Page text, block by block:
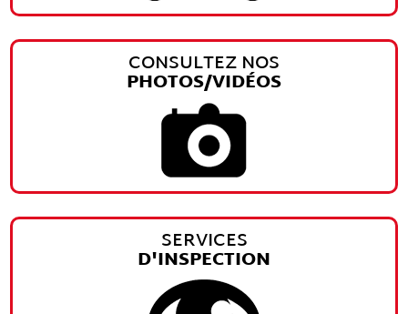
CONSULTEZ NOS
PHOTOS/VIDÉOS
SERVICES
D'INSPECTION